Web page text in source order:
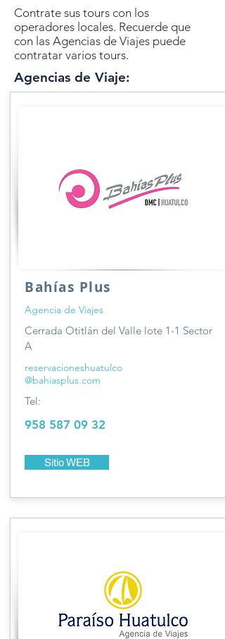
Contrate sus tours con los
operadores locales. Recuerde que
con las Agencias de Viajes puede
contratar varios tours.
Agencias de Viaje:
Bahías Plus
Agencia de Viajes
Cerrada Otitlán del Valle lote 1-1 Sector
A
reservacioneshuatulco
@bahiasplus.com
Tel:
958 587 09 32
Sitio WEB